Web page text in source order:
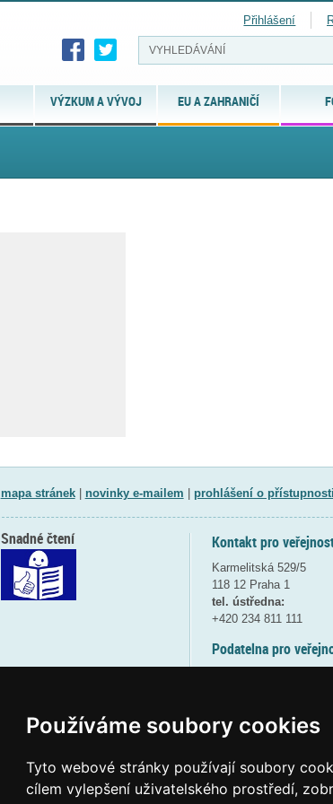
Používáme soubory cookies
Tyto webové stránky používají soubory
cílem vylepšení uživatelského prostředí,
VÝZKUM A VÝVOJ EU A ZAHRANIČÍ
Přihlášení
mapa stránek| novinky e-mailem prohlášení o přístupnosti
Kontakt pro
Karmelitská 529/5
118 12 Praha 1
tel. ústředna:
+420 234 811 111
Podatelna pro
(více informací
Elektronická
Snadné čtení